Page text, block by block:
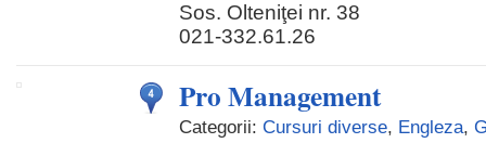
Sos. Olteniţei nr. 38
021-332.61.26
Pro Management
Categorii: Cursuri diverse, Engleza,